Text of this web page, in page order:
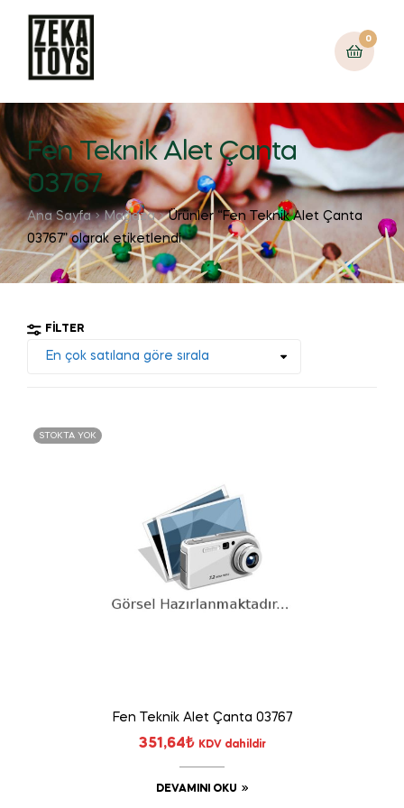
0
Fen Teknik Alet Çanta
03767
Ana Sayfa Mağaza
Ürünler “Fen Teknik Alet Çanta
03767” olarak etiketlendi
FILTER
STOKTA YOK
Fen Teknik Alet Çanta 03767
351,64₺ KDV dahildir
DEVAMINI OKU